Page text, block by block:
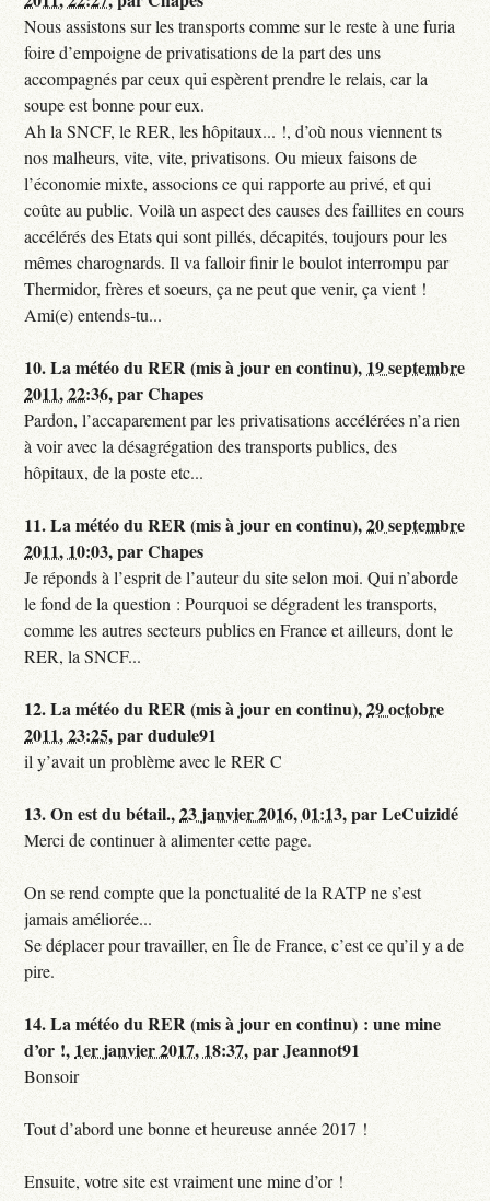
Nous assistons sur les transports comme sur le reste à une furia
foire d’empoigne de privatisations de la part des uns
accompagnés par ceux qui espèrent prendre le relais, car la
soupe est bonne pour eux.
Ah la SNCF, le RER, les hôpitaux... !, d’où nous viennent ts
nos malheurs, vite, vite, privatisons. Ou mieux faisons de
l’économie mixte, associons ce qui rapporte au privé, et qui
coûte au public. Voilà un aspect des causes des faillites en cours
accélérés des Etats qui sont pillés, décapités, toujours pour les
mêmes charognards. Il va falloir finir le boulot interrompu par
Thermidor, frères et soeurs, ça ne peut que venir, ça vient !
Ami(e) entends-tu...
10.La météo du RER (mis à jour en continu), 19 septembre
2011, 22:36,parChapes
Pardon, l’accaparement par les privatisations accélérées n’a rien
à voir avec la désagrégation des transports publics, des
hôpitaux, de la poste etc...
11.La météo du RER (mis à jour en continu),20 septembre
2011, 10:03,parChapes
Je réponds à l’esprit de l’auteur du site selon moi. Qui n’aborde
le fond de la question : Pourquoi se dégradent les transports,
comme les autres secteurs publics en France et ailleurs, dont le
RER, la SNCF...
12.La météo du RER (mis à jour en continu),29 octobre
2011, 23:25,pardudule91
il y’avait un problème avec le RER C
13.On est du bétail.,23 janvier 2016, 01:13,parLeCuizidé
Merci de continuer à alimenter cette page.
On se rend compte que la ponctualité de la RATP ne s’est
jamais améliorée...
Se déplacer pour travailler, en Île de France, c’est ce qu’il y a de
pire.
14.La météo du RER (mis à jour en continu) : une mine
d’or !, 1er janvier 2017, 18:37,parJeannot91
Bonsoir
Tout d’abord une bonne et heureuse année 2017 !
Ensuite, votre site est vraiment une mine d’or !